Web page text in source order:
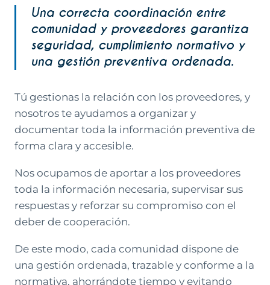
Una correcta coordinación entre
comunidad y proveedores garantiza
seguridad, cumplimiento normativo y
una gestión preventiva ordenada.
Tú gestionas la relación con los proveedores, y
nosotros te ayudamos a organizar y
documentar toda la información preventiva de
forma clara y accesible.
Nos ocupamos de aportar a los proveedores
toda la información necesaria, supervisar sus
respuestas y reforzar su compromiso con el
deber de cooperación.
De este modo, cada comunidad dispone de
una gestión ordenada, trazable y conforme a la
normativa, ahorrándote tiempo y evitando